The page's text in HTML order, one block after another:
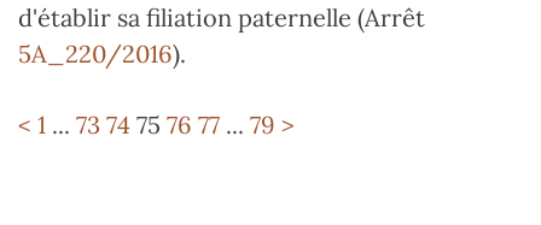
d'établir sa filiation paternelle (Arrêt
5A_220/2016).
< 1 ... 73 74 75 76 77 ... 79 >